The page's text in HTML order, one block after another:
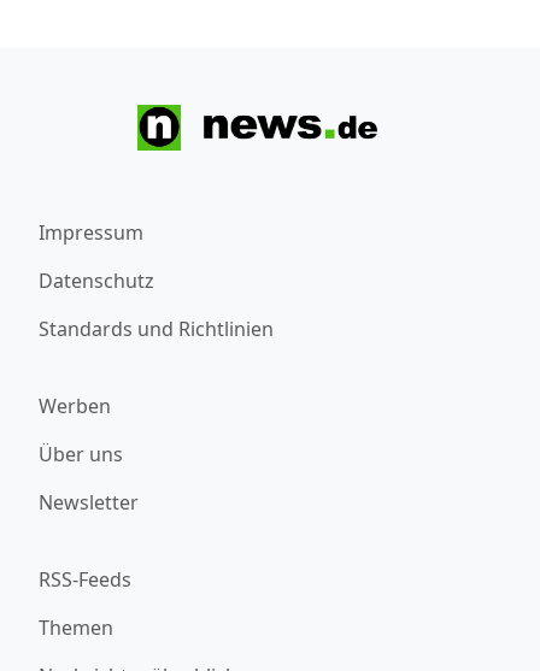
Impressum
Datenschutz
Standards und Richtlinien
Werben
Über uns
Newsletter
RSS-Feeds
Themen